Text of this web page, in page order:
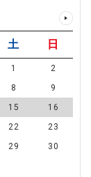
土 日
1
2
8
9
15
16
22
23
29
30